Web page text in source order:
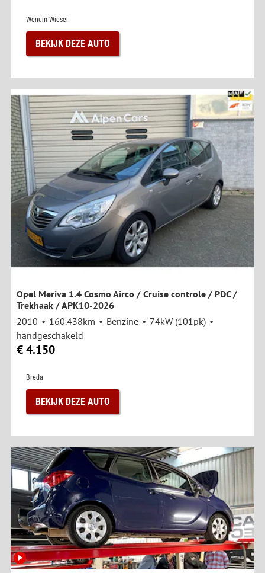
Wenum Wiesel
BEKIJK DEZE AUTO
Opel Meriva 1.4 Cosmo Airco / Cruise controle / PDC /
Trekhaak / APK10-2026
2010
160.438km Benzine
74kW (101pk)
handgeschakeld
€ 4.150
Breda
BEKIJK DEZE AUTO